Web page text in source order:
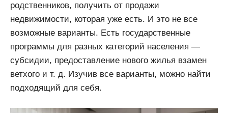
родственников, получить от продажи
недвижимости, которая уже есть. И это не все
возможные варианты. Есть государственные
программы для разных категорий населения —
субсидии, предоставление нового жилья взамен
ветхого и т. д. Изучив все варианты, можно найти
подходящий для себя.